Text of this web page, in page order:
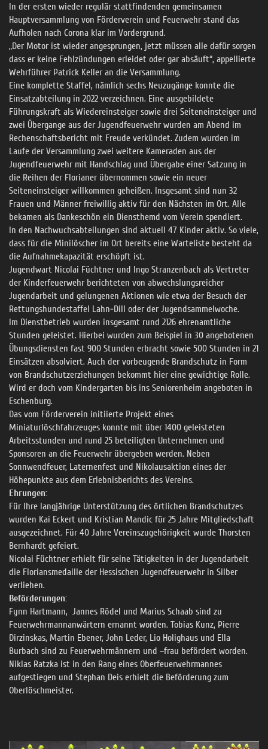
In der ersten wieder regulär stattfindenden gemeinsamen
Hauptversammlung von Förderverein und Feuerwehr stand das
Aufholen nach Corona klar im Vordergrund.
„Der Motor ist wieder angesprungen, jetzt müssen alle dafür sorgen
dass er keine Fehlzündungen erleidet oder gar absäuft“, appellierte
Wehrführer Patrick Keller an die Versammlung.
Eine komplette Staffel, nämlich sechs Neuzugänge konnte die
Einsatzabteilung in 2022 verzeichnen. Eine ausgebildete
Führungskraft als Wiedereinsteiger sowie drei Seiteneinsteiger und
zwei Übergange aus der Jugendfeuerwehr wurden am Abend im
Rechenschaftsbericht mit Freude verkündet. Zudem wurden im
Laufe der Versammlung zwei weitere Kameraden aus der
Jugendfeuerwehr mit Handschlag und Übergabe einer Satzung in
die Reihen der Florianer übernommen sowie ein neuer
Seiteneinsteiger willkommen geheißen. Insgesamt sind nun 32
Frauen und Männer freiwillig aktiv für den Nächsten im Ort. Alle
bekamen als Dankeschön ein Diensthemd vom Verein spendiert.
In den Nachwuchsabteilungen sind aktuell 47 Kinder aktiv. So viele,
dass für die Minilöscher im Ort bereits eine Warteliste besteht da
die Aufnahmekapazität erschöpft ist.
Jugendwart Nicolai Füchtner und Ingo Stranzenbach als Vertreter
der Kinderfeuerwehr berichteten von abwechslungsreicher
Jugendarbeit und gelungenen Aktionen wie etwa der Besuch der
Rettungshundestaffel Lahn-Dill oder der Jugendsammelwoche.
Im Dienstbetrieb wurden insgesamt rund 2126 ehrenamtliche
Stunden geleistet. Hierbei wurden zum Beispiel in 30 angebotenen
Übungsdiensten fast 900 Stunden erbracht sowie 500 Stunden in 21
Einsätzen absolviert. Auch der vorbeugende Brandschutz in Form
von Brandschutzerziehungen bekommt hier eine gewichtige Rolle.
Wird er doch vom Kindergarten bis ins Seniorenheim angeboten in
Eschenburg.
Das vom Förderverein initiierte Projekt eines
Miniaturlöschfahrzeuges konnte mit über 1400 geleisteten
Arbeitsstunden und rund 25 beteiligten Unternehmen und
Sponsoren an die Feuerwehr übergeben werden. Neben
Sonnwendfeuer, Laternenfest und Nikolausaktion eines der
Höhepunkte aus dem Erlebnisberichts des Vereins.
Ehrungen:
Für Ihre langjährige Unterstützung des örtlichen Brandschutzes
wurden Kai Eckert und Kristian Mandic für 25 Jahre Mitgliedschaft
ausgezeichnet. Für 40 Jahre Vereinszugehörigkeit wurde Thorsten
Bernhardt gefeiert.
Nicolai Füchtner erhielt für seine Tätigkeiten in der Jugendarbeit
die Floriansmedaille der Hessischen Jugendfeuerwehr in Silber
verliehen.
Beförderungen:
Fynn Hartmann, Jannes Rödel und Marius Schaab sind zu
Feuerwehrmannanwärtern ernannt worden. Tobias Kunz, Pierre
Dirzinskas, Martin Ebener, John Leder, Lio Holighaus und Ella
Burbach sind zu Feuerwehrmännern und –frau befördert worden.
Niklas Ratzka ist in den Rang eines Oberfeuerwehrmannes
aufgestiegen und Stephan Deis erhielt die Beförderung zum
Oberlöschmeister.